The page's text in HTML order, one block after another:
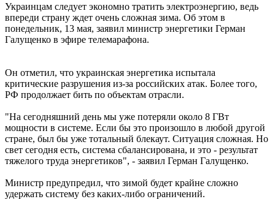
Украинцам следует экономно тратить электроэнергию, ведь
впереди страну ждет очень сложная зима. Об этом в
понедельник, 13 мая, заявил министр энергетики Герман
Галущенко в эфире телемарафона.
Он отметил, что украинская энергетика испытала
критические разрушения из-за российских атак. Более того,
РФ продолжает бить по объектам отрасли.
"На сегодняшний день мы уже потеряли около 8 ГВт
мощности в системе. Если бы это произошло в любой другой
стране, был бы уже тотальный блекаут. Ситуация сложная. Но
свет сегодня есть, система сбалансирована, и это - результат
тяжелого труда энергетиков", - заявил Герман Галущенко.
Министр предупредил, что зимой будет крайне сложно
удержать систему без каких-либо ограничений.